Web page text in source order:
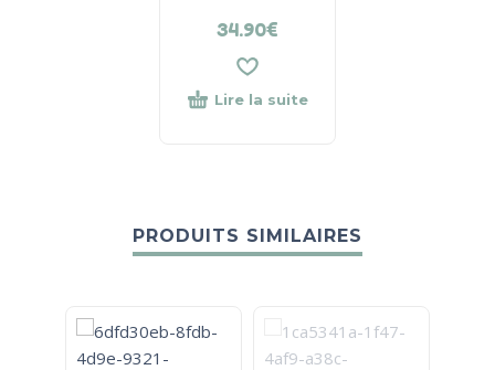
34.90€
Lire la suite
PRODUITS SIMILAIRES